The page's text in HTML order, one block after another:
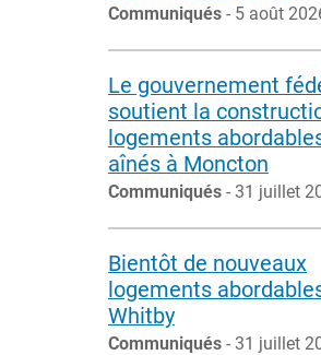
Communiqués - 5 août
Le gouvernement
soutient la
logements
aînés à Moncton
Communiqués - 31 juillet
Bientôt de nouveaux
logements
Whitby
Communiqués - 31 juillet